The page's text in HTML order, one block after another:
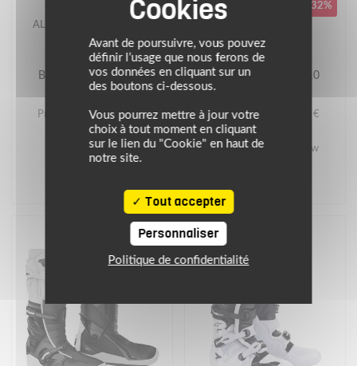
-32%
ALPINESTARS
PROMOS
Bottes cross TECH 10
Prix conseillé : 679.95 €
462.37 €
noir/orange
-32%
PROMOS
Bottes cross TECH 10
Prix conseillé : 689.95 €
469.17 €
bleu nuit/blanc/rainbow
Avant de poursuivre, vous pouvez
définir l’usage que nous ferons de
vos données en cliquant sur un
des boutons ci-dessous.
Vous pourrez mettre à jour votre
choix à tout moment en cliquant
sur le lien du "Cookie" en haut de
notre site.
Tout accepter
Personnaliser
Politique de confidentialité